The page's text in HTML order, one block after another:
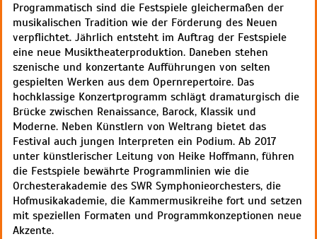
Programmatisch sind die Festspiele gleichermaßen der
musikalischen Tradition wie der Förderung des Neuen
verpflichtet. Jährlich entsteht im Auftrag der Festspiele
eine neue Musiktheaterproduktion. Daneben stehen
szenische und konzertante Aufführungen von selten
gespielten Werken aus dem Opernrepertoire. Das
hochklassige Konzertprogramm schlägt dramaturgisch die
Brücke zwischen Renaissance, Barock, Klassik und
Moderne. Neben Künstlern von Weltrang bietet das
Festival auch jungen Interpreten ein Podium. Ab 2017
unter künstlerischer Leitung von Heike Hoffmann, führen
die Festspiele bewährte Programmlinien wie die
Orchesterakademie des SWR Symphonieorchesters, die
Hofmusikakademie, die Kammermusikreihe fort und setzen
mit speziellen Formaten und Programmkonzeptionen neue
Akzente.